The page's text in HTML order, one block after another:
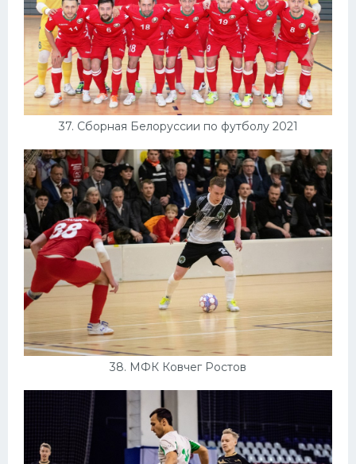
37. Сборная Белоруссии по футболу 2021
38. МФК Ковчег Ростов